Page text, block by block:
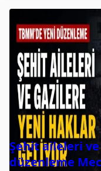
Şehit aileleri
düzenleme